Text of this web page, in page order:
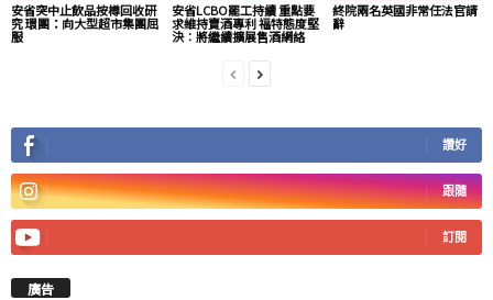
安省突中止飲品按樽回收研
究 環團：向大型超市集團屈
服
安省LCBO罷工持續 重點要
求維持賣酒專利 福特態度堅
決︰將繼續擴展售酒網絡
終院兩名英國非常任法官請
辭
讚好
跟隨
訂閱
廣告